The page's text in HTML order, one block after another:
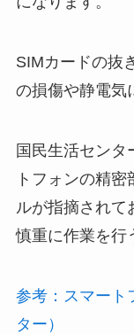
SIMカードの抜
の損傷や静電気
国民生活センタ
トフォンの精
ルが指摘されて
慎重に作業を行
参考：スマート
ター）